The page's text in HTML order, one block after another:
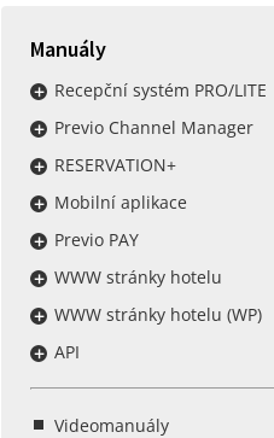
Manuály
Recepční systém PRO/LITE
Previo Channel Manager
RESERVATION+
Mobilní aplikace
Previo PAY
WWW stránky hotelu
WWW stránky hotelu (WP)
API
Videomanuály